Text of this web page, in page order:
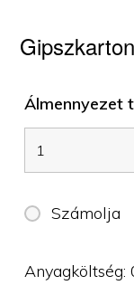
Álmennyezet
Számolja
Anyagköltség: